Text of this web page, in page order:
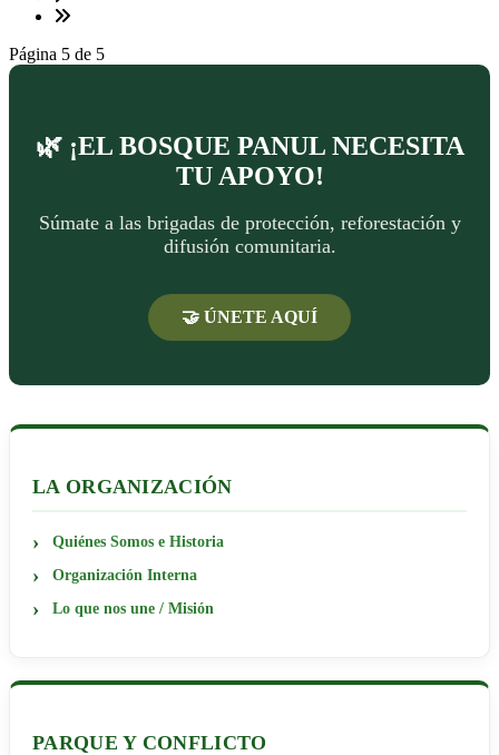
Página 5 de 5
🌿 ¡EL BOSQUE PANUL NECESITA
TU APOYO!
Súmate a las brigadas de protección, reforestación y
difusión comunitaria.
🤝 ÚNETE AQUÍ
LA ORGANIZACIÓN
Quiénes Somos e Historia
Organización Interna
Lo que nos une / Misión
PARQUE Y CONFLICTO